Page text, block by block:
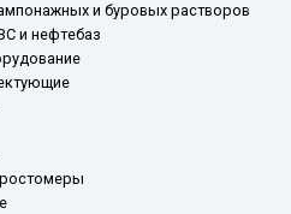
и буровых растворов
и нефтебаз